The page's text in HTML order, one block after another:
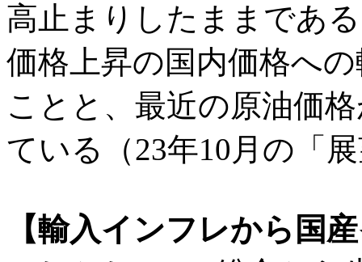
高止まりしたままであ
価格上昇の国内価格へ
ことと、最近の原油価
ている（23年10月の「
【輸入インフレから国